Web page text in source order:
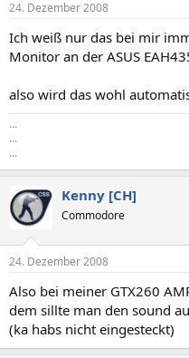
24. Dezember 2008
Ich weiß nur das bei mir
Monitor an der ASUS
also wird das wohl
...
...
...
Kenny [CH]
Commodore
24. Dezember 2008
Also bei meiner GTX260
dem sillte man den sound
(ka habs nicht eingesteckt)